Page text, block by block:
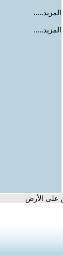
المزيد.....
المزيد.....
على الأرض